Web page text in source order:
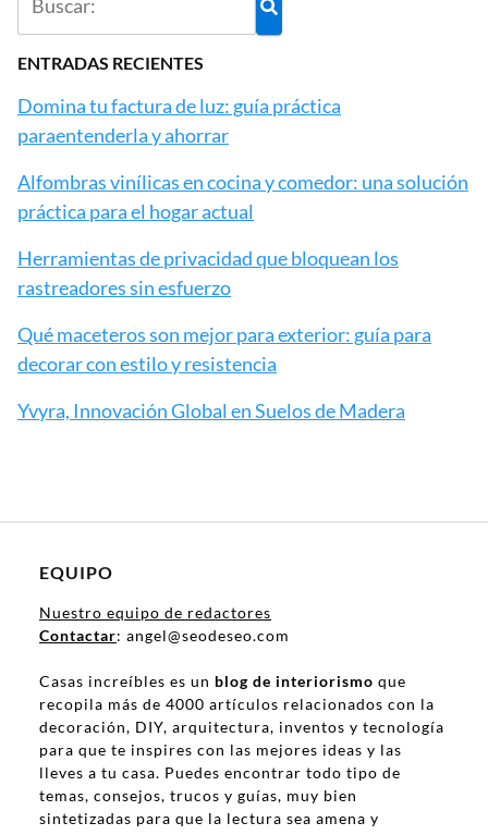
ENTRADAS RECIENTES
Domina tu factura de luz: guía práctica
paraentenderla y ahorrar
Alfombras vinílicas en cocina y comedor: una solución
práctica para el hogar actual
Herramientas de privacidad que bloquean los
rastreadores sin esfuerzo
Qué maceteros son mejor para exterior: guía para
decorar con estilo y resistencia
Yvyra, Innovación Global en Suelos de Madera
EQUIPO
Nuestro equipo de redactores
Contactar: angel@seodeseo.com
Casas increíbles es un blog de interiorismo que
recopila más de 4000 artículos relacionados con la
decoración, DIY, arquitectura, inventos y tecnología
para que te inspires con las mejores ideas y las
lleves a tu casa. Puedes encontrar todo tipo de
temas, consejos, trucos y guías, muy bien
sintetizadas para que la lectura sea amena y